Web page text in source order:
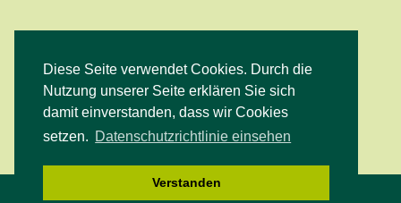
Diese Seite verwendet Cookies. Durch die
Nutzung unserer Seite erklären Sie sich
damit einverstanden, dass wir Cookies
setzen. Datenschutzrichtlinie einsehen
Verstanden
Facebook
Instagram
YouTube
© 2017 Simon Möhringer Anlagenbau GmbH |